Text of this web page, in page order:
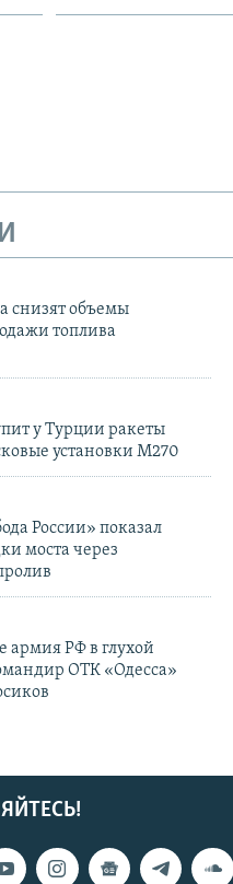
снизят объемы
топлива
у Турции ракеты
установки M270
России» показал
моста через
армия РФ в глухой
ОТК «Одесса»